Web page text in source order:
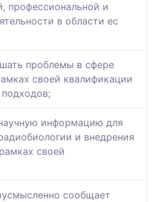
профессиональной и
в области ес
проблемы в сфере
своей квалификации
информацию для
и внедрения
своей
сообщает